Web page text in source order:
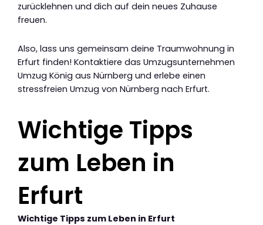
zurücklehnen und dich auf dein neues Zuhause
freuen.
Also, lass uns gemeinsam deine Traumwohnung in
Erfurt finden! Kontaktiere das Umzugsunternehmen
Umzug König aus Nürnberg und erlebe einen
stressfreien Umzug von Nürnberg nach Erfurt.
Wichtige Tipps
zum Leben in
Erfurt
Wichtige Tipps zum Leben in Erfurt